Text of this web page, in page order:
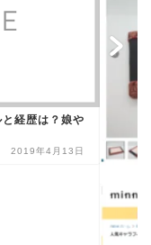
経歴は？娘や
2019年4月13日